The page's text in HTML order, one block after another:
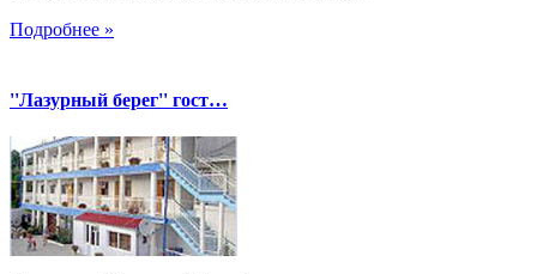
Подробнее »
''Лазурный берег'' гост…